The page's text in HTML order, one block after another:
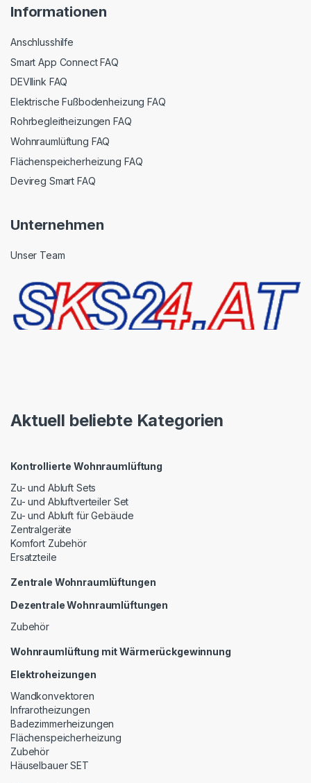
Informationen
Anschlusshilfe
Smart App Connect FAQ
DEVIlink FAQ
Elektrische Fußbodenheizung FAQ
Rohrbegleitheizungen FAQ
Wohnraumlüftung FAQ
Flächenspeicherheizung FAQ
Devireg Smart FAQ
Unternehmen
Unser Team
Aktuell beliebte Kategorien
Kontrollierte Wohnraumlüftung
Zu- und Abluft Sets
Zu- und Abluftverteiler Set
Zu- und Abluft für Gebäude
Zentralgeräte
Komfort Zubehör
Ersatzteile
Zentrale Wohnraumlüftungen
Dezentrale Wohnraumlüftungen
Zubehör
Wohnraumlüftung mit Wärmerückgewinnung
Elektroheizungen
Wandkonvektoren
Infrarotheizungen
Badezimmerheizungen
Flächenspeicherheizung
Zubehör
Häuselbauer SET